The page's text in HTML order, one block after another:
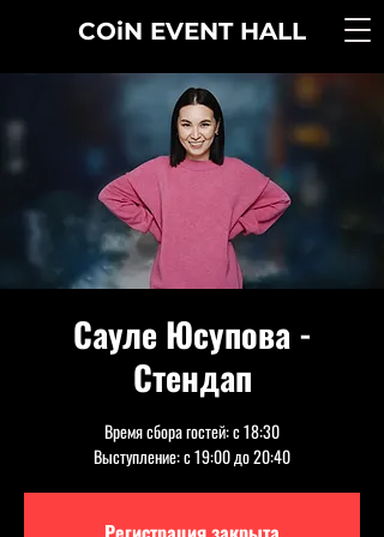
COiN EVENT HALL
Сауле Юсупова -
Стендап
Время сбора гостей: с 18:30
Выступление: с 19:00 до 20:40